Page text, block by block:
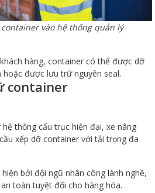
vào hệ thống quản lý
hàng, container có thể được dỡ
hoặc được lưu trữ nguyên seal.
container
thống cẩu trục hiện đại, xe nâng
xếp dỡ container với tải trọng đa
bởi đội ngũ nhân công lành nghề,
toàn tuyệt đối cho hàng hóa.